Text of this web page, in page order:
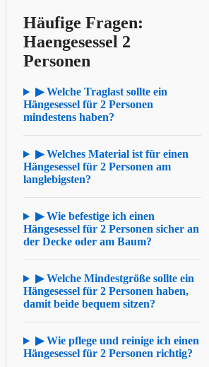
Häufige Fragen:
Haengesessel 2
Personen
▶ Welche Traglast sollte ein
Hängesessel für 2 Personen
mindestens haben?
▶ Welches Material ist für einen
Hängesessel für 2 Personen am
langlebigsten?
▶ Wie befestige ich einen
Hängesessel für 2 Personen sicher an
der Decke oder am Baum?
▶ Welche Mindestgröße sollte ein
Hängesessel für 2 Personen haben,
damit beide bequem sitzen?
▶ Wie pflege und reinige ich einen
Hängesessel für 2 Personen richtig?